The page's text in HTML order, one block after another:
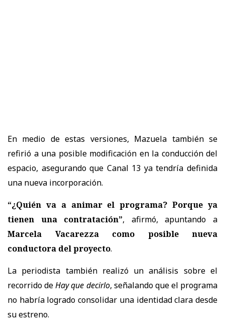
En medio de estas versiones, Mazuela también se
refirió a una posible modificación en la conducción del
espacio, asegurando que Canal 13 ya tendría definida
una nueva incorporación.
“¿Quién va a animar el programa? Porque ya
tienen una contratación”, afirmó, apuntando a
Marcela Vacarezza como posible nueva
conductora del proyecto.
La periodista también realizó un análisis sobre el
recorrido deHay que decirlo, señalando que el programa
no habría logrado consolidar una identidad clara desde
su estreno.